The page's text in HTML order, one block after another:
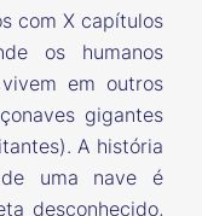
com X capítulos
os humanos
em outros
gigantes
A história
uma nave é
desconhecido,